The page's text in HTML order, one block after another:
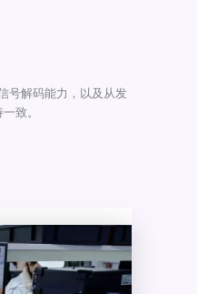
号解码能力，以及从发
致。